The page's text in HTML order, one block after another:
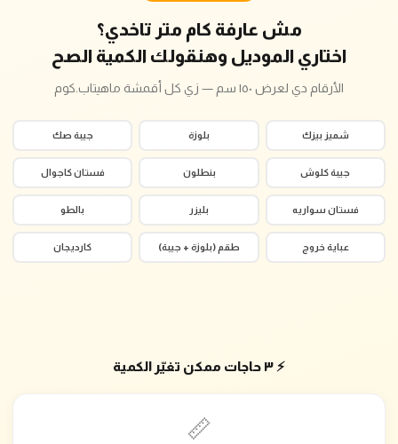
مش عارفة كام متر تاخدي؟
اختاري الموديل وهنقولك الكمية الصح
الأرقام دي لعرض ١٥٠ سم — زي كل أقمشة ماهيتاب.كوم
شميز بيزك بلوزة جيبة صك
جيبة كلوش بنطلون فستان كاجوال
فستان سواريه بليزر بالطو
عباية خروج طقم (بلوزة + جيبة) كارديجان
⚡ ٣ حاجات ممكن تغيّر الكمية
📏